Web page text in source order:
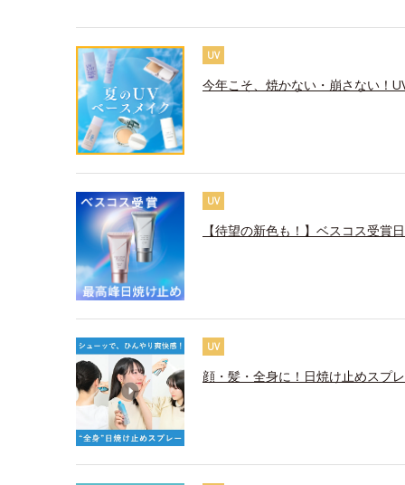
UV
今年こそ、焼かない・崩さない！
UV
【待望の新色も！】ベスコス受賞
UV
顔・髪・全身に！日焼け止めスプ